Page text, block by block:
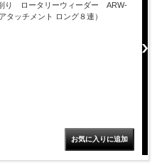
削り ロータリーウィーダー ARW-
タッチメント ロング８連）